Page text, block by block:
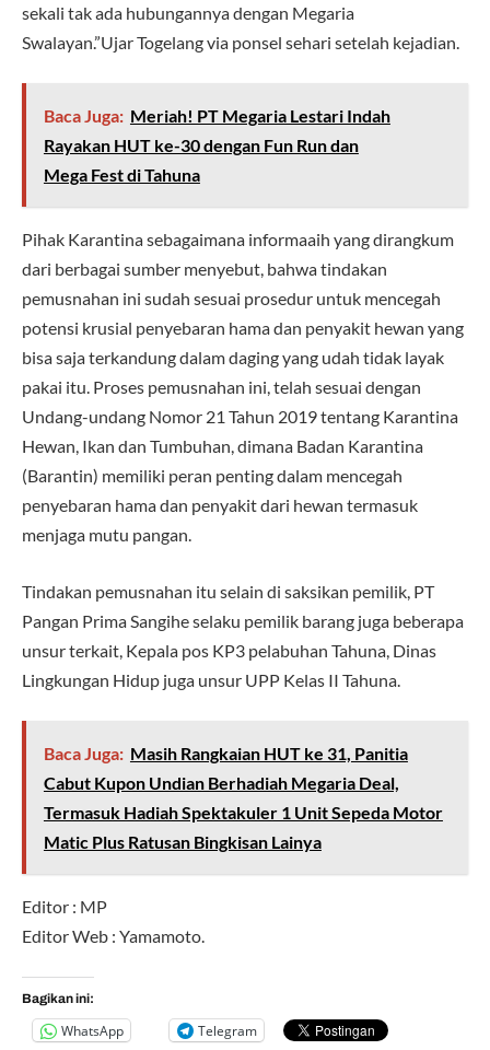
sekali tak ada hubungannya dengan Megaria
Swalayan.”Ujar Togelang via ponsel sehari setelah kejadian.
Baca Juga: Meriah! PT Megaria Lestari Indah
Rayakan HUT ke-30 dengan Fun Run dan
Mega Fest di Tahuna
Pihak Karantina sebagaimana informaaih yang dirangkum
dari berbagai sumber menyebut, bahwa tindakan
pemusnahan ini sudah sesuai prosedur untuk mencegah
potensi krusial penyebaran hama dan penyakit hewan yang
bisa saja terkandung dalam daging yang udah tidak layak
pakai itu. Proses pemusnahan ini, telah sesuai dengan
Undang-undang Nomor 21 Tahun 2019 tentang Karantina
Hewan, Ikan dan Tumbuhan, dimana Badan Karantina
(Barantin) memiliki peran penting dalam mencegah
penyebaran hama dan penyakit dari hewan termasuk
menjaga mutu pangan.
Tindakan pemusnahan itu selain di saksikan pemilik, PT
Pangan Prima Sangihe selaku pemilik barang juga beberapa
unsur terkait, Kepala pos KP3 pelabuhan Tahuna, Dinas
Lingkungan Hidup juga unsur UPP Kelas II Tahuna.
Baca Juga: Masih Rangkaian HUT ke 31, Panitia
Cabut Kupon Undian Berhadiah Megaria Deal,
Termasuk Hadiah Spektakuler 1 Unit Sepeda Motor
Matic Plus Ratusan Bingkisan Lainya
Editor : MP
Editor Web : Yamamoto.
Bagikan ini:
WhatsApp
Telegram